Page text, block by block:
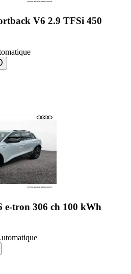
V6 2.9 TFSi 450
e-tron 306 ch 100 kWh